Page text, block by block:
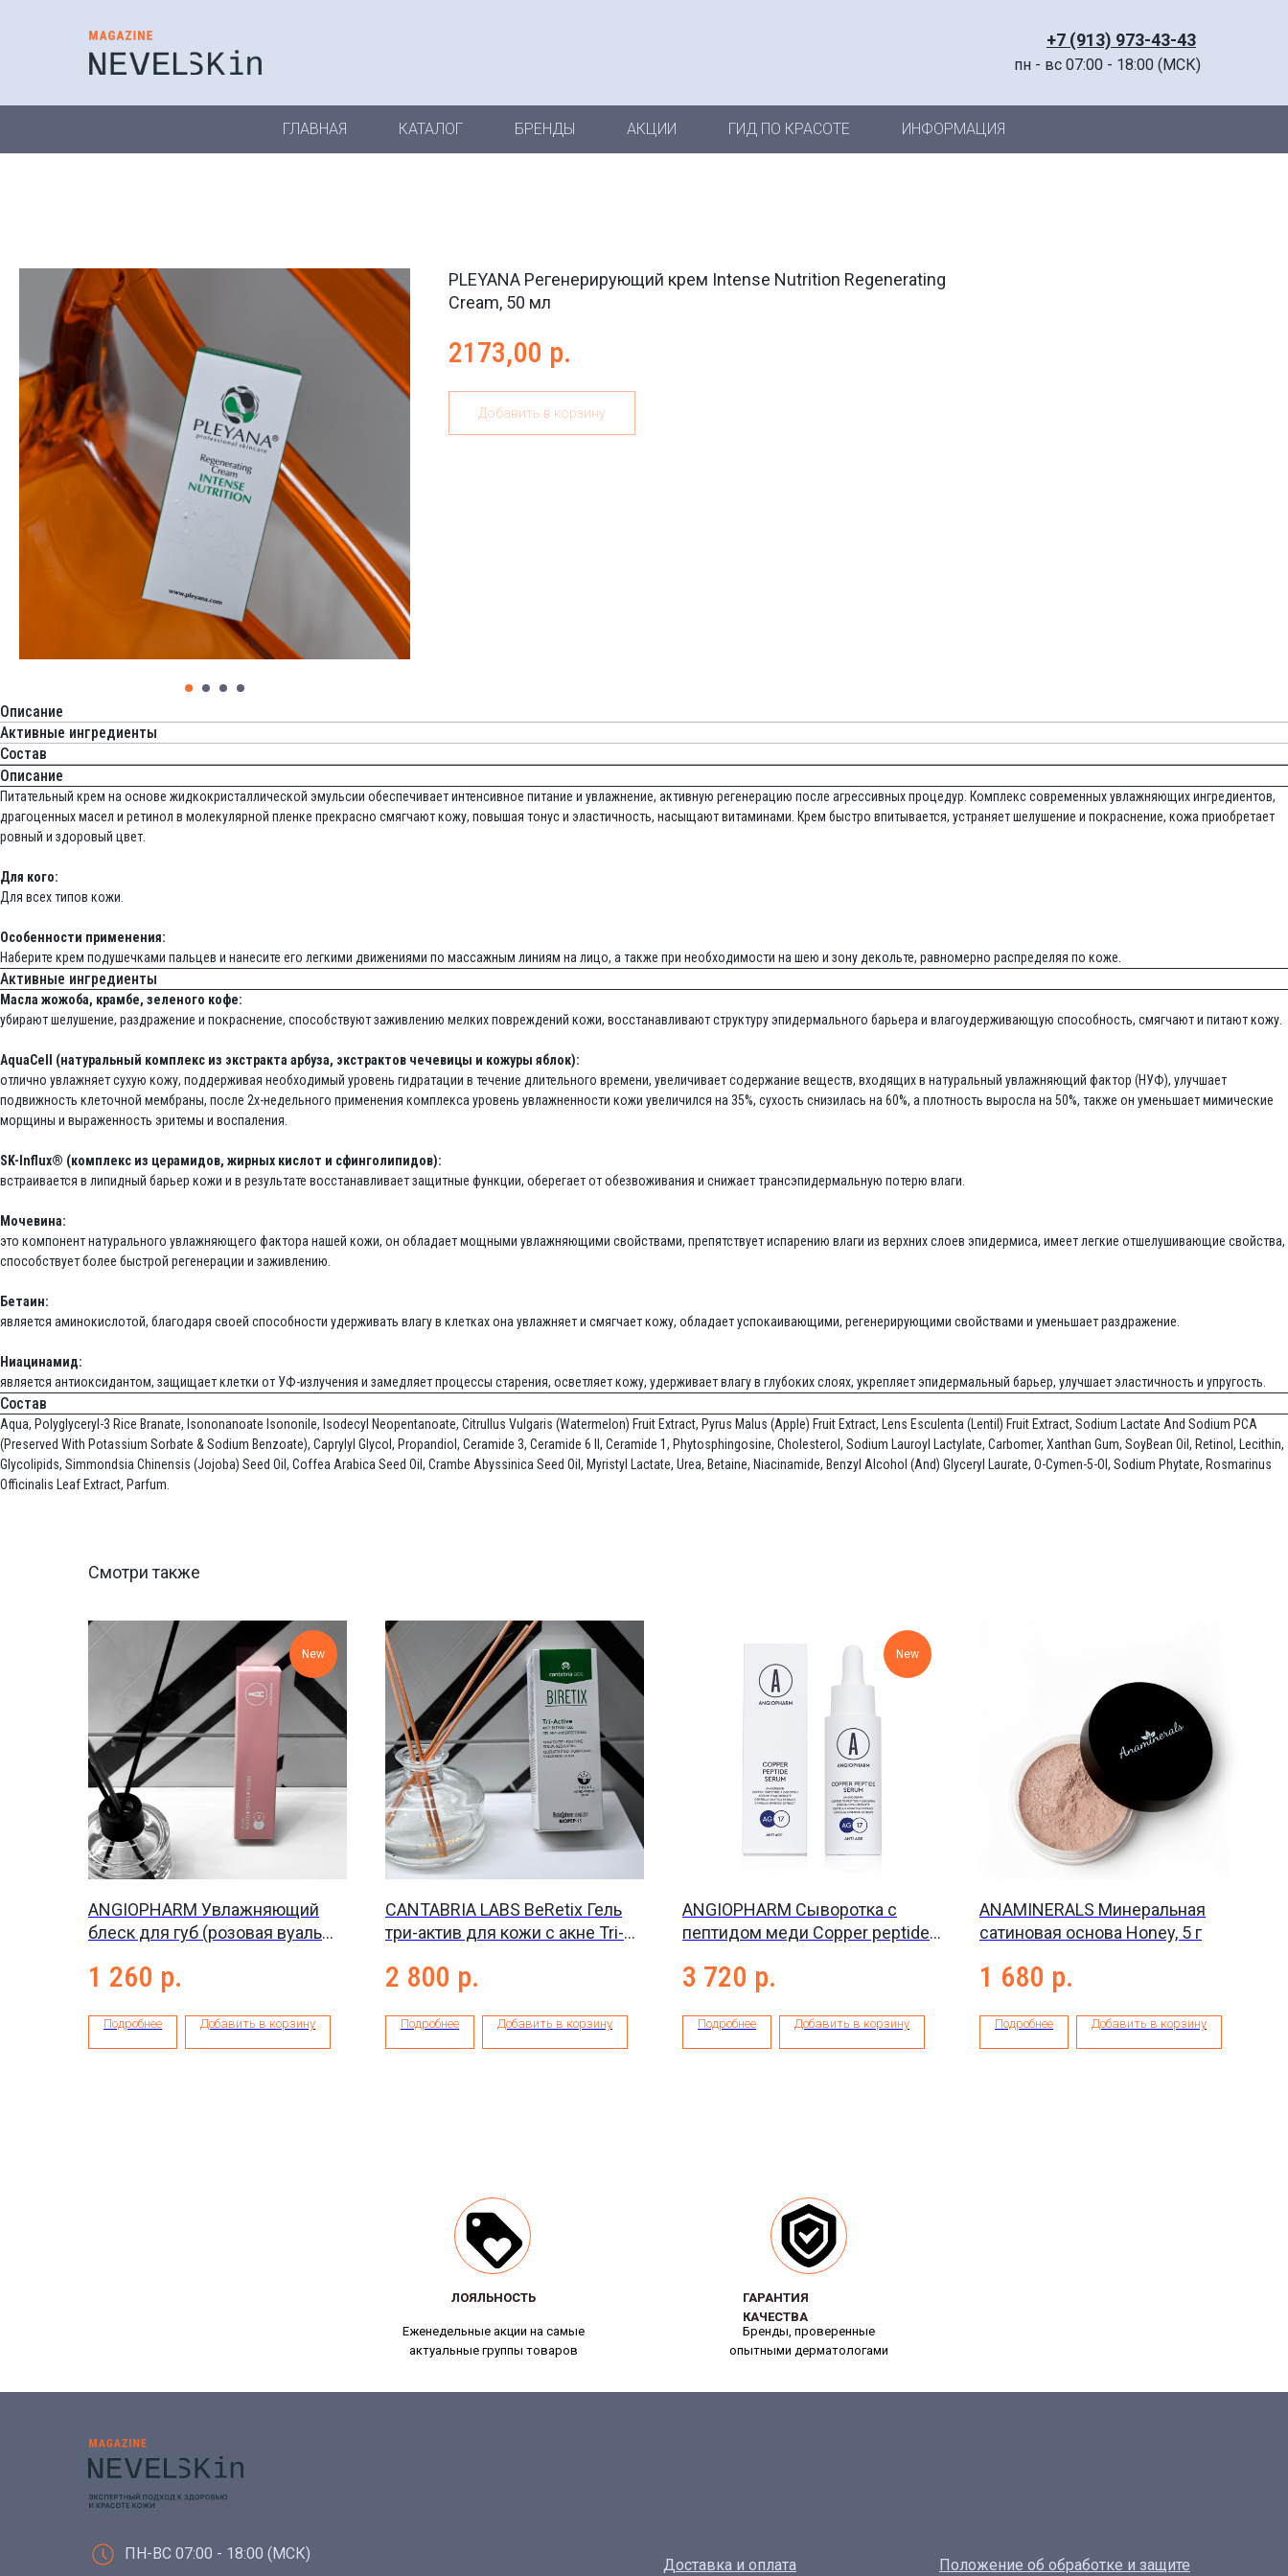
+7 (913) 973-43-43
пн - вс 07:00 - 18:00 (МСК)
ГЛАВНАЯ КАТАЛОГ БРЕНДЫ АКЦИИ ГИД ПО КРАСОТЕ ИНФОРМАЦИЯ
PLEYANA Регенерирующий крем Intense Nutrition Regenerating
Cream, 50 мл
2173,00 р.
Добавить в корзину
Описание
Активные ингредиенты
Состав
Описание
Питательный крем на основе жидкокристаллической эмульсии обеспечивает интенсивное питание и увлажнение, активную регенерацию после агрессивных процедур. Комплекс современных увлажняющих ингредиентов,
драгоценных масел и ретинол в молекулярной пленке прекрасно смягчают кожу, повышая тонус и эластичность, насыщают витаминами. Крем быстро впитывается, устраняет шелушение и покраснение, кожа приобретает
ровный и здоровый цвет.
Для кого:
Для всех типов кожи.
Особенности применения:
Наберите крем подушечками пальцев и нанесите его легкими движениями по массажным линиям на лицо, а также при необходимости на шею и зону декольте, равномерно распределяя по коже.
Активные ингредиенты
Масла жожоба, крамбе, зеленого кофе:
убирают шелушение, раздражение и покраснение, способствуют заживлению мелких повреждений кожи, восстанавливают структуру эпидермального барьера и влагоудерживающую способность, смягчают и питают кожу.
AquaCell (натуральный комплекс из экстракта арбуза, экстрактов чечевицы и кожуры яблок):
отлично увлажняет сухую кожу, поддерживая необходимый уровень гидратации в течение длительного времени, увеличивает содержание веществ, входящих в натуральный увлажняющий фактор (НУФ), улучшает
подвижность клеточной мембраны, после 2х-недельного применения комплекса уровень увлажненности кожи увеличился на 35%, сухость снизилась на 60%, а плотность выросла на 50%, также он уменьшает мимические
морщины и выраженность эритемы и воспаления.
SK-Influx® (комплекс из церамидов, жирных кислот и сфинголипидов):
встраивается в липидный барьер кожи и в результате восстанавливает защитные функции, оберегает от обезвоживания и снижает трансэпидермальную потерю влаги.
Мочевина:
это компонент натурального увлажняющего фактора нашей кожи, он обладает мощными увлажняющими свойствами, препятствует испарению влаги из верхних слоев эпидермиса, имеет легкие отшелушивающие свойства,
способствует более быстрой регенерации и заживлению.
Бетаин:
является аминокислотой, благодаря своей способности удерживать влагу в клетках она увлажняет и смягчает кожу, обладает успокаивающими, регенерирующими свойствами и уменьшает раздражение.
Ниацинамид:
является антиоксидантом, защищает клетки от УФ-излучения и замедляет процессы старения, осветляет кожу, удерживает влагу в глубоких слоях, укрепляет эпидермальный барьер, улучшает эластичность и упругость.
Состав
Aqua, Polyglyceryl-3 Rice Branate, Isononanoate Isononile, Isodecyl Neopentanoate, Citrullus Vulgaris (Watermelon) Fruit Extract, Pyrus Malus (Apple) Fruit Extract, Lens Esculenta (Lentil) Fruit Extract, Sodium Lactate And Sodium PCA
(Preserved With Potassium Sorbate & Sodium Benzoate), Caprylyl Glycol, Propandiol, Ceramide 3, Ceramide 6 II, Ceramide 1, Phytosphingosine, Cholesterol, Sodium Lauroyl Lactylate, Carbomer, Xanthan Gum, SoyBean Oil, Retinol, Lecithin,
Glycolipids, Simmondsia Chinensis (Jojoba) Seed Oil, Coffea Arabica Seed Oil, Crambe Abyssinica Seed Oil, Myristyl Lactate, Urea, Betaine, Niacinamide, Benzyl Alcohol (And) Glyceryl Laurate, O-Cymen-5-Ol, Sodium Phytate, Rosmarinus
Officinalis Leaf Extract, Parfum.
Смотри также
New
ANGIOPHARM Увлажняющий
блеск для губ (розовая вуаль
1 260 р.
Подробнее Добавить в корзину
CANTABRIA LABS BeRetix Гель
три-актив для кожи с акне Tri-
2 800 р.
Подробнее Добавить в корзину
New
ANGIOPHARM Сыворотка с
пептидом меди Copper peptide
3 720 р.
Подробнее Добавить в корзину
ANAMINERALS Минеральная
сатиновая основа Honey, 5 г
1 680 р.
Подробнее Добавить в корзину
Еженедельные акции на самые
актуальные группы товаров
ЛОЯЛЬНОСТЬ
ЛОЯЛЬНОСТЬ
Бренды, проверенные
опытными дерматологами
ГАРАНТИЯ
КАЧЕСТВА
ГАРАНТИЯ
КАЧЕСТВА
Положение об обработке и защите
Доставка и оплата
ПН-ВС 07:00 - 18:00 (МСК)